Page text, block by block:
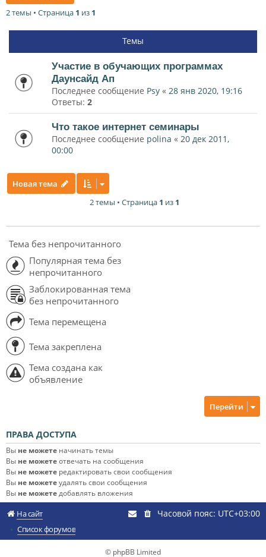
2 темы • Страница 1 из 1
Темы
Участие в обучающих программах
Даунсайд Ап
Последнее сообщение Psy « 28 янв 2020, 19:16
Ответы: 2
Что такое интернет семинары
Последнее сообщение polina « 20 дек 2011,
00:00
Новая тема
2 темы • Страница 1 из 1
Тема без непрочитанного
Популярная тема без
непрочитанного
Заблокированная тема
без непрочитанного
Тема перемещена
Тема закреплена
Тема создана как
объявление
Перейти
ПРАВА ДОСТУПА
Вы не можете начинать темы
Вы не можетеотвечать на сообщения
Вы не можете редактировать свои сообщения
Вы не можетеудалять свои сообщения
Вы не можетедобавлять вложения
На сайт
Список форумов
Часовой пояс: UTC+03:00
© phpBB Limited